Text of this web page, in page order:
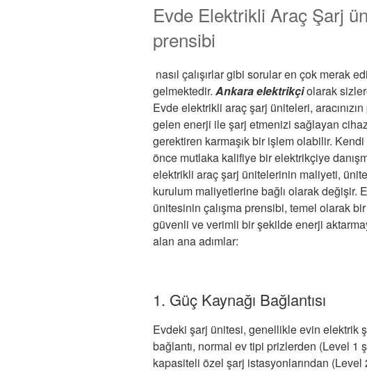
Evde Elektrikli Araç Şarj
prensibi
nasıl çalışırlar gibi sorular en çok merak
gelmektedir. Ankara elektrikçiolarak
Evde elektrikli araç şarj üniteleri,
gelen enerji ile şarj etmenizi sağlayan
gerektiren karmaşık bir işlem olabilir. Kendi
önce mutlaka kalifiye bir elektrikçiye
elektrikli araç şarj ünitelerinin maliyeti,
kurulum maliyetlerine bağlı olarak değişir.
ünitesinin çalışma prensibi, temel olarak
güvenli ve verimli bir şekilde enerji
alan ana adımlar:
1. Güç Kaynağı Bağlantısı
Evdeki şarj ünitesi, genellikle evin elektrik
bağlantı, normal ev tipi prizlerden (Level 1
kapasiteli özel şarj istasyonlarından (Level